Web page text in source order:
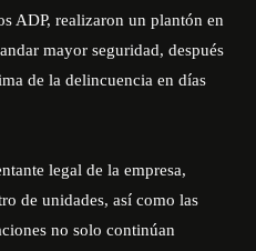
ADP, realizaron un plantón en
mayor seguridad, después
de la delincuencia en días
legal de la empresa,
de unidades, así como las
no solo continúan